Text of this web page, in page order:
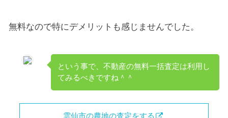
無料なので特にデメリットも感じませんでした。
という事で、不動産の無料一括査定は利用し
てみるべきですね＾＾
雲仙市の農地の査定をする